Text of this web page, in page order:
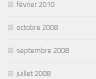
février 2010
octobre 2008
septembre 2008
juillet 2008